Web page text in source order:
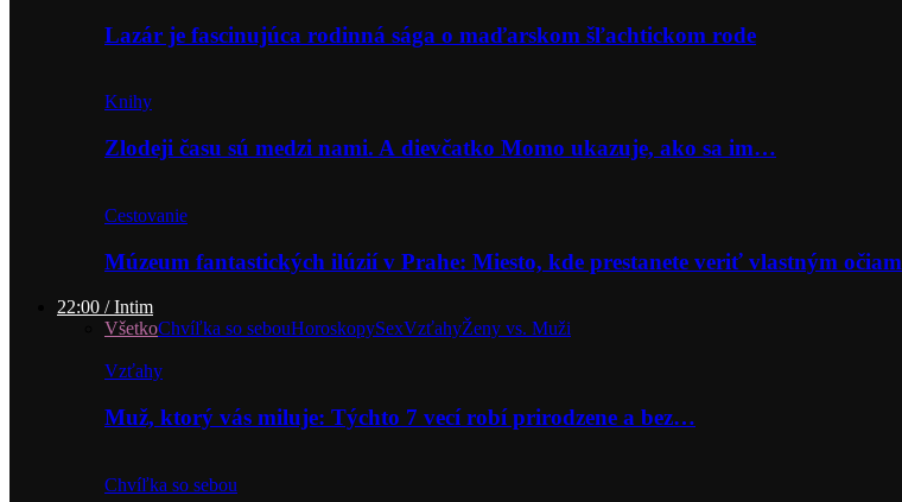
Lazár je fascinujúca rodinná sága o maďarskom šľachtickom rode
Knihy
Zlodeji času sú medzi nami. A dievčatko Momo ukazuje, ako sa im…
Cestovanie
Múzeum fantastických ilúzií v Prahe: Miesto, kde prestanete veriť vlastným očiam
22:00 / Intim
VšetkoChvíľka so sebouHoroskopySexVzťahyŽeny vs. Muži
Vzťahy
Muž, ktorý vás miluje: Týchto 7 vecí robí prirodzene a bez…
Chvíľka so sebou